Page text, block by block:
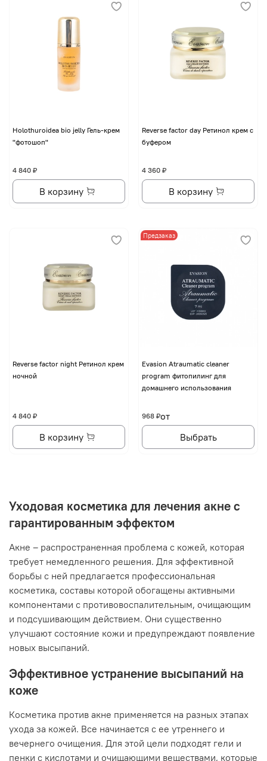
Holothuroidea bio jelly Гель-крем
"фотошоп"
4 840 ₽
В корзину
Reverse factor day Ретинол крем с
буфером
4 360 ₽
В корзину
Reverse factor night Ретинол крем
ночной
4 840 ₽
В корзину
Предзаказ
Evasion Atraumatic cleaner
program фитопилинг для
домашнего использования
от
968 ₽
Выбрать
Уходовая косметика для лечения акне с
гарантированным эффектом
Акне – распространенная проблема с кожей, которая
требует немедленного решения. Для эффективной
борьбы с ней предлагается профессиональная
косметика, составы которой обогащены активными
компонентами с противовоспалительным, очищающим
и подсушивающим действием. Они существенно
улучшают состояние кожи и предупреждают появление
новых высыпаний.
Эффективное устранение высыпаний на
коже
Косметика против акне применяется на разных этапах
ухода за кожей. Все начинается с ее утреннего и
вечернего очищения. Для этой цели подходят гели и
пенки с кислотами и очищающими веществами, которые